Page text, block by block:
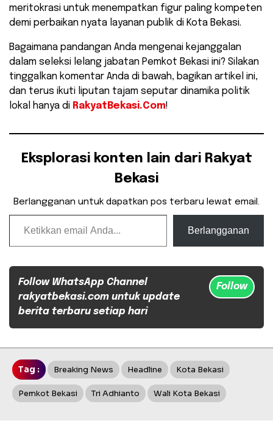
meritokrasi untuk menempatkan figur paling kompeten
demi perbaikan nyata layanan publik di Kota Bekasi.
​Bagaimana pandangan Anda mengenai kejanggalan
dalam seleksi lelang jabatan Pemkot Bekasi ini? Silakan
tinggalkan komentar Anda di bawah, bagikan artikel ini,
dan terus ikuti liputan tajam seputar dinamika politik
lokal hanya di RakyatBekasi.Com!
Eksplorasi konten lain dari Rakyat
Bekasi
Berlangganan untuk dapatkan pos terbaru lewat email.
Ketikkan email Anda...
Berlangganan
Follow WhatsApp Channel
rakyatbekasi.com untuk update
berita terbaru setiap hari
Follow
Tag : Breaking News Headline Kota Bekasi
Pemkot Bekasi Tri Adhianto Wali Kota Bekasi